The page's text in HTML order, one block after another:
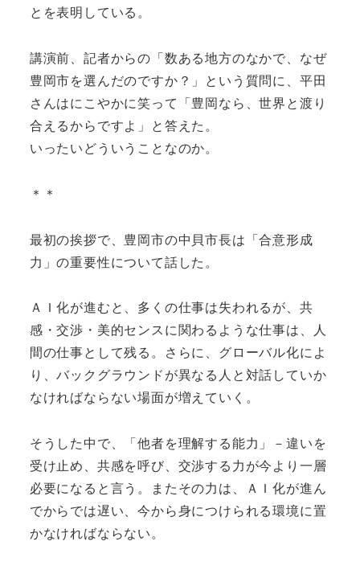
とを表明している。
講演前、記者からの「数ある地方のなかで、なぜ
豊岡市を選んだのですか？」という質問に、平田
さんはにこやかに笑って「豊岡なら、世界と渡り
合えるからですよ」と答えた。
いったいどういうことなのか。
＊＊
最初の挨拶で、豊岡市の中貝市長は「合意形成
力」の重要性について話した。
ＡＩ化が進むと、多くの仕事は失われるが、共
感・交渉・美的センスに関わるような仕事は、人
間の仕事として残る。さらに、グローバル化によ
り、バックグラウンドが異なる人と対話していか
なければならない場面が増えていく。
そうした中で、「他者を理解する能力」－違いを
受け止め、共感を呼び、交渉する力が今より一層
必要になると言う。またその力は、ＡＩ化が進ん
でからでは遅い、今から身につけられる環境に置
かなければならない。